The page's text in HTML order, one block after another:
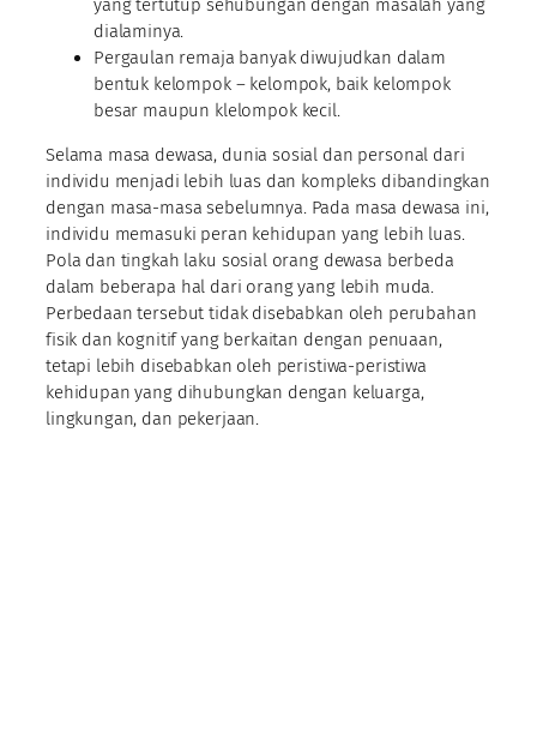
yang tertutup sehubungan dengan masalah yang
dialaminya.
Pergaulan remaja banyak diwujudkan dalam
bentuk kelompok – kelompok, baik kelompok
besar maupun klelompok kecil.
Selama masa dewasa, dunia sosial dan personal dari
individu menjadi lebih luas dan kompleks dibandingkan
dengan masa-masa sebelumnya. Pada masa dewasa ini,
individu memasuki peran kehidupan yang lebih luas.
Pola dan tingkah laku sosial orang dewasa berbeda
dalam beberapa hal dari orang yang lebih muda.
Perbedaan tersebut tidak disebabkan oleh perubahan
fisik dan kognitif yang berkaitan dengan penuaan,
tetapi lebih disebabkan oleh peristiwa-peristiwa
kehidupan yang dihubungkan dengan keluarga,
lingkungan, dan pekerjaan.